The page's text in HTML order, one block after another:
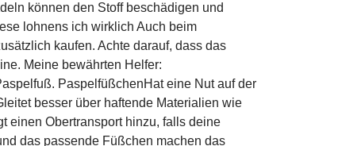
können den Stoff beschädigen und
lohnens ich wirklich Auch beim
kaufen. Achte darauf, dass das
Meine bewährten Helfer:
PaspelfüßchenHat eine Nut auf der
besser über haftende Materialien wie
einen Obertransport hinzu, falls deine
das passende Füßchen machen das